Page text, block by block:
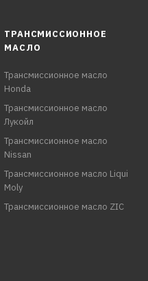
ТРАНСМИССИОННОЕ
МАСЛО
Трансмиссионное масло
Honda
Трансмиссионное масло
Лукойл
Трансмиссионное масло
Nissan
Трансмиссионное масло Liqui
Moly
Трансмиссионное масло ZIC